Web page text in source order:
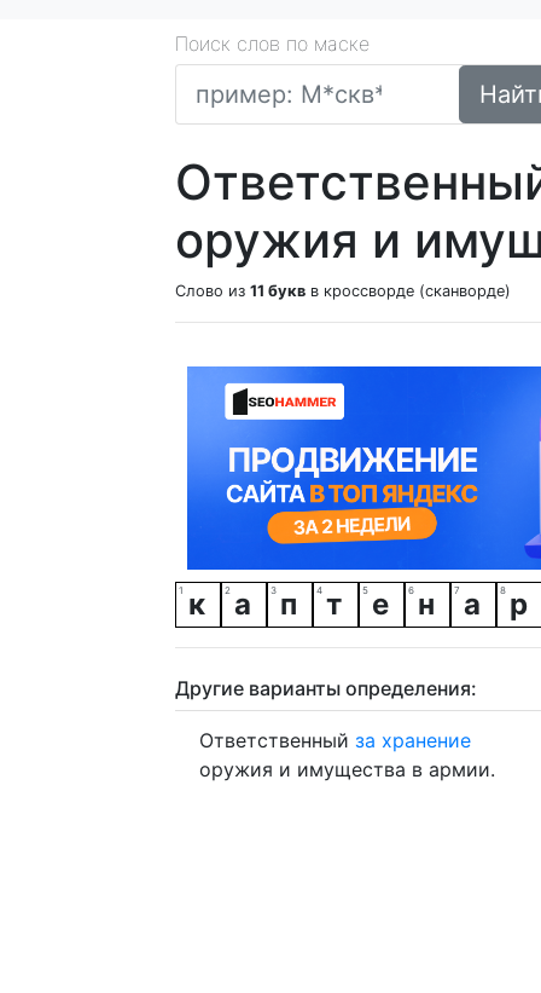
Поиск слов по маске
оружия и
Слово из 11 букв в кроссворде (сканворде)
к а п т е н а р
Другие варианты определения:
Ответственный за хранение
оружия и имущества в армии.